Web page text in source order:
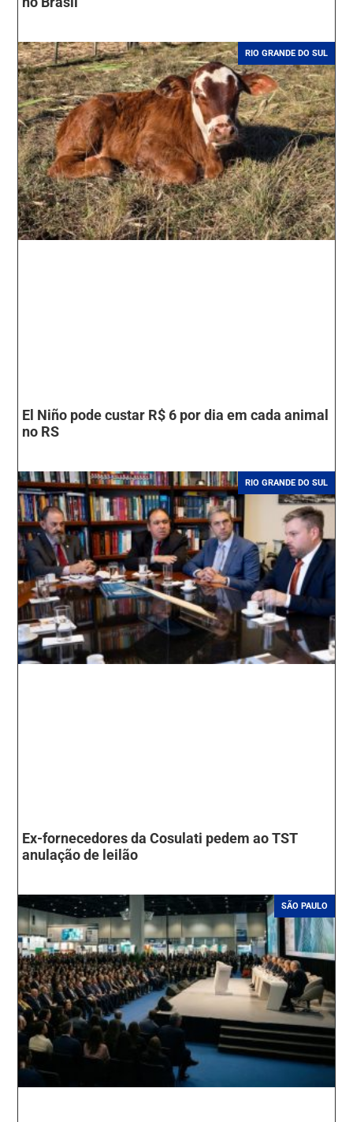
RIO GRANDE DO SUL
El Niño pode custar R$ 6 por dia em cada animal
no RS
RIO GRANDE DO SUL
Ex-fornecedores da Cosulati pedem ao TST
anulação de leilão
SÃO PAULO